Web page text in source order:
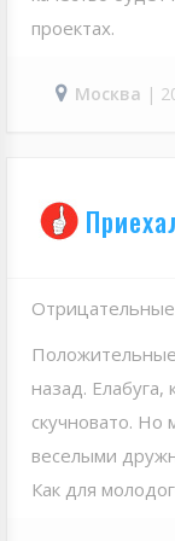
проектах.
Москва |
назад.
скучновато. Но
веселыми
Как для